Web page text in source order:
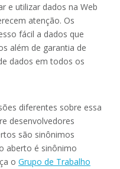
e utilizar dados na Web
atenção. Os
fácil a dados que
além de garantia de
dados em todos os
diferentes sobre essa
desenvolvedores
são sinônimos
aberto é sinônimo
o Grupo de Trabalho